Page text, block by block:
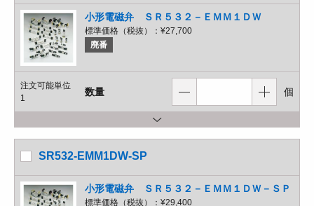
小形電磁弁 ＳＲ５３２－ＥＭＭ１ＤＷ
標準価格（税抜）： ¥27,700
廃番
注文可能単位
1
数量 個
SR532-EMM1DW-SP
小形電磁弁 ＳＲ５３２－ＥＭＭ１ＤＷ－ＳＰ
標準価格（税抜）： ¥29,400